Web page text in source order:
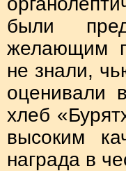
были
желающим
не знали,
оценивали
хлеб
высоким
награда в